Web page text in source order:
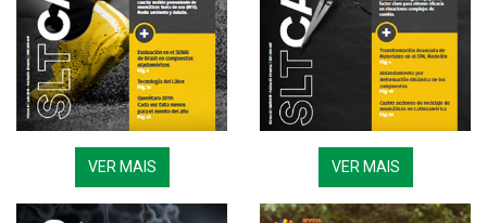
VER MAIS VER MAIS